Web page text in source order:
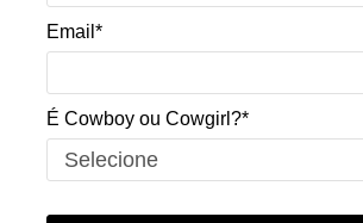
Email*
É Cowboy ou Cowgirl?*